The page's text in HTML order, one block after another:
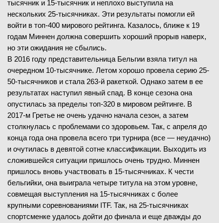
тысячник и 15-тысячник и неплохо выступила на
нескольких 25-тысячниках. Эти результаты помогли ей
войти в топ-400 мирового рейтинга. Казалось, ближе к 19
годам Миннен должна совершить хороший прорыв наверх,
но эти ожидания не сбылись.
В 2016 году представительница Бельгии взяла титул на
очередном 10-тысячнике. Летом хорошо провела серию 25-
50-тысячников и стала 263-й ракеткой. Однако затем в ее
результатах наступил явный спад. В конце сезона она
опустилась за пределы топ-320 в мировом рейтинге. В
2017-м Гретье не очень удачно начала сезон, а затем
столкнулась с проблемами со здоровьем. Так, с апреля до
конца года она провела всего три турнира (все — неудачно)
и очутилась в девятой сотне классификации. Выходить из
сложившейся ситуации пришлось очень трудно. Миннен
пришлось вновь участвовать в 15-тысячниках. К чести
бельгийки, она выиграла четыре титула на этом уровне,
совмещая выступления на 15-тысячниках с более
крупными соревнованиями ITF. Так, на 25-тысячниках
спортсменке удалось дойти до финала и еще дважды до